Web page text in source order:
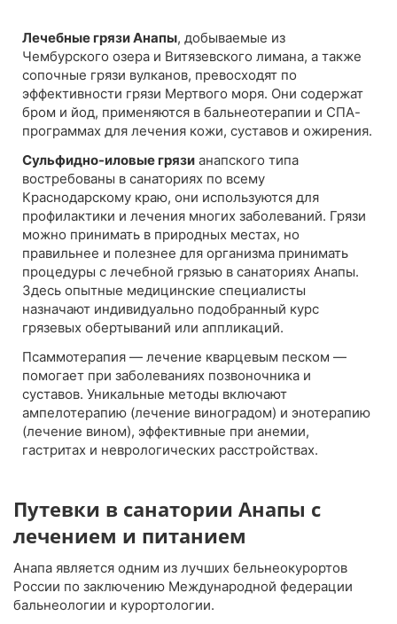
Лечебные грязи Анапы, добываемые из
Чембурского озера и Витязевского лимана, а также
сопочные грязи вулканов, превосходят по
эффективности грязи Мертвого моря. Они содержат
бром и йод, применяются в бальнеотерапии и СПА-
программах для лечения кожи, суставов и ожирения.
Сульфидно-иловые грязи анапского типа
востребованы в санаториях по всему
Краснодарскому краю, они используются для
профилактики и лечения многих заболеваний. Грязи
можно принимать в природных местах, но
правильнее и полезнее для организма принимать
процедуры с лечебной грязью в санаториях Анапы.
Здесь опытные медицинские специалисты
назначают индивидуально подобранный курс
грязевых обертываний или аппликаций.
Псаммотерапия — лечение кварцевым песком —
помогает при заболеваниях позвоночника и
суставов. Уникальные методы включают
ампелотерапию (лечение виноградом) и энотерапию
(лечение вином), эффективные при анемии,
гастритах и неврологических расстройствах.
Путевки в санатории Анапы с
лечением и питанием
Анапа является одним из лучших бельнеокурортов
России по заключению Международной федерации
бальнеологии и курортологии.